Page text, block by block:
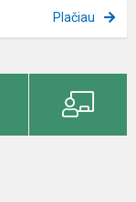
Plačiau